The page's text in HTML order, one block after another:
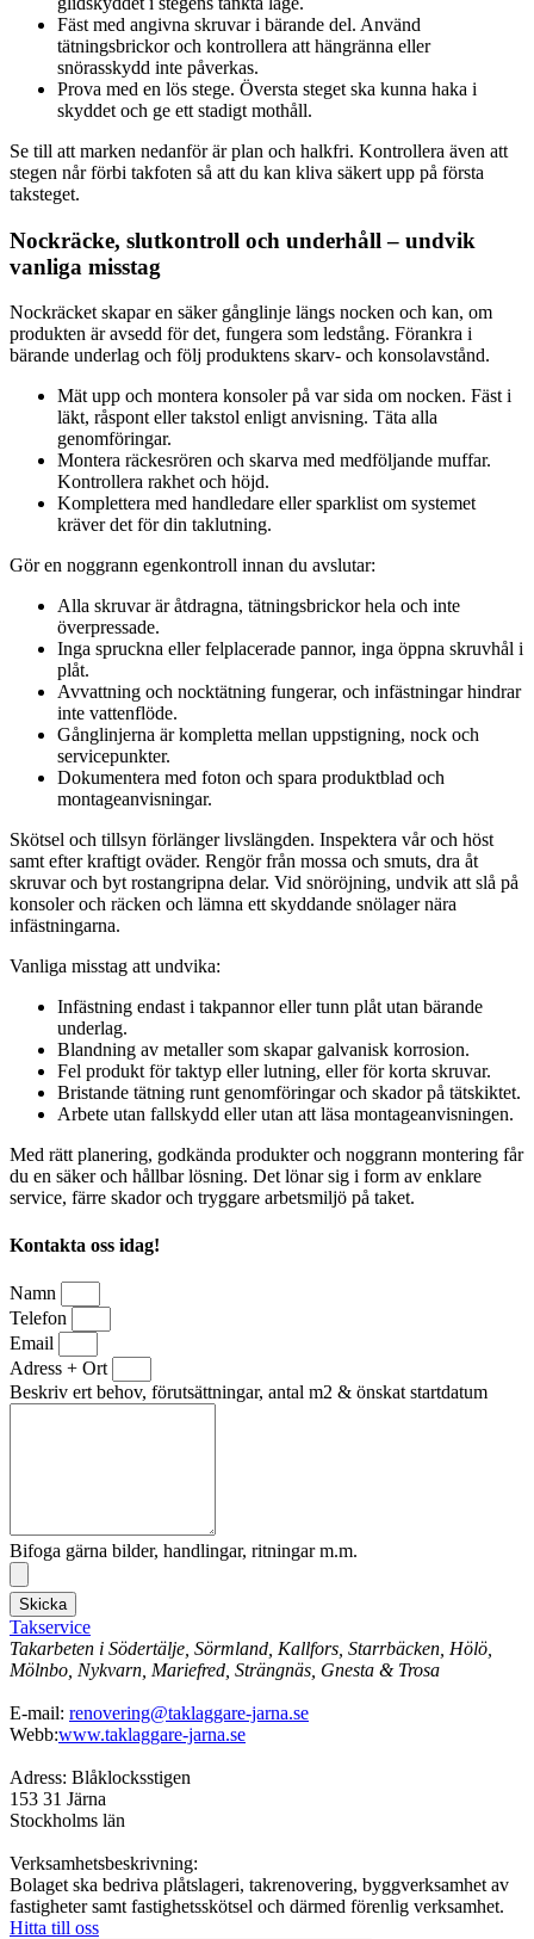
Fäst med angivna skruvar i bärande del. Använd
tätningsbrickor och kontrollera att hängränna eller
snörasskydd inte påverkas.
Prova med en lös stege. Översta steget ska kunna haka i
skyddet och ge ett stadigt mothåll.
Se till att marken nedanför är plan och halkfri. Kontrollera även att
stegen når förbi takfoten så att du kan kliva säkert upp på första
taksteget.
Nockräcke, slutkontroll och underhåll – undvik
vanliga misstag
Nockräcket skapar en säker gånglinje längs nocken och kan, om
produkten är avsedd för det, fungera som ledstång. Förankra i
bärande underlag och följ produktens skarv- och konsolavstånd.
Mät upp och montera konsoler på var sida om nocken. Fäst i
läkt, råspont eller takstol enligt anvisning. Täta alla
genomföringar.
Montera räckesrören och skarva med medföljande muffar.
Kontrollera rakhet och höjd.
Komplettera med handledare eller sparklist om systemet
kräver det för din taklutning.
Gör en noggrann egenkontroll innan du avslutar:
Alla skruvar är åtdragna, tätningsbrickor hela och inte
överpressade.
Inga spruckna eller felplacerade pannor, inga öppna skruvhål i
plåt.
Avvattning och nocktätning fungerar, och infästningar hindrar
inte vattenflöde.
Gånglinjerna är kompletta mellan uppstigning, nock och
servicepunkter.
Dokumentera med foton och spara produktblad och
montageanvisningar.
Skötsel och tillsyn förlänger livslängden. Inspektera vår och höst
samt efter kraftigt oväder. Rengör från mossa och smuts, dra åt
skruvar och byt rostangripna delar. Vid snöröjning, undvik att slå på
konsoler och räcken och lämna ett skyddande snölager nära
infästningarna.
Vanliga misstag att undvika:
Infästning endast i takpannor eller tunn plåt utan bärande
underlag.
Blandning av metaller som skapar galvanisk korrosion.
Fel produkt för taktyp eller lutning, eller för korta skruvar.
Bristande tätning runt genomföringar och skador på tätskiktet.
Arbete utan fallskydd eller utan att läsa montageanvisningen.
Med rätt planering, godkända produkter och noggrann montering får
du en säker och hållbar lösning. Det lönar sig i form av enklare
service, färre skador och tryggare arbetsmiljö på taket.
Kontakta oss idag!
Namn
Telefon
Email
Adress + Ort
Beskriv ert behov, förutsättningar, antal m2 & önskat startdatum
Bifoga gärna bilder, handlingar, ritningar m.m.
Skicka
Takservice
Takarbeten i Södertälje, Sörmland, Kallfors, Starrbäcken, Hölö,
Mölnbo, Nykvarn, Mariefred, Strängnäs, Gnesta & Trosa
E-mail: renovering@taklaggare-jarna.se
Webb:www.taklaggare-jarna.se
Adress: Blåklocksstigen
153 31 Järna
Stockholms län
Verksamhetsbeskrivning:
Bolaget ska bedriva plåtslageri, takrenovering, byggverksamhet av
fastigheter samt fastighetsskötsel och därmed förenlig verksamhet.
Hitta till oss